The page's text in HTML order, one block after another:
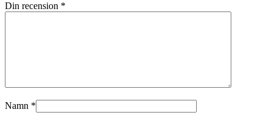
Din recension *
Namn *